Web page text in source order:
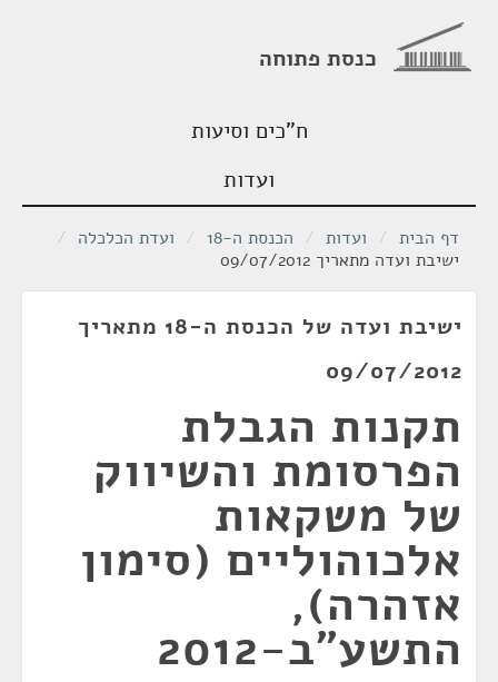
כנסת פתוחה
ח"כים וסיעות
ועדות
דף הבית / ועדות / הכנסת ה-18 / ועדת הכלכלה /
ישיבת ועדה מתאריך 09/07/2012
ישיבת ועדה של הכנסת ה-18 מתאריך
09/07/2012
תקנות הגבלת
הפרסומת והשיווק
של משקאות
אלכוהוליים (סימון
אזהרה),
התשע"ב-2012